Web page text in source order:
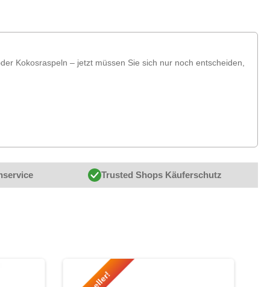
Kokosraspeln – jetzt müssen Sie sich nur noch entscheiden,
Trusted Shops Käuferschutz